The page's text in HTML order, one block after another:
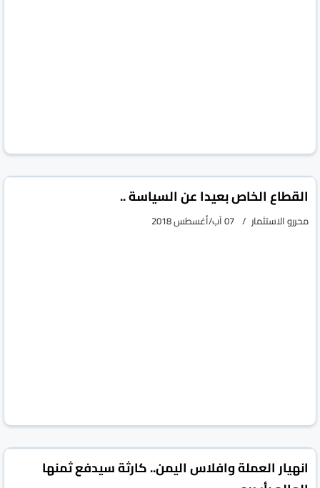
القطاع الخاص بعيدا عن السياسة ..
محررو الاستثمار 07 آب/أغسطس 2018
انهيار العملة وافلاس اليمن.. كارثة سيدفع ثمنها